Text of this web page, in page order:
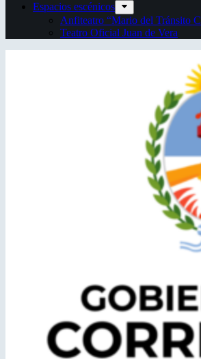
Espacios escénicos
Anfiteatro “Mario del Tránsito
Teatro Oficial Juan de Vera